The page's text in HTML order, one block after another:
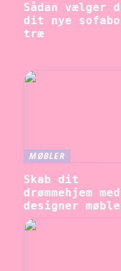
Sådan vælger
dit nye
træ
MØBLER
Skab dit
drømmehjem med
designer